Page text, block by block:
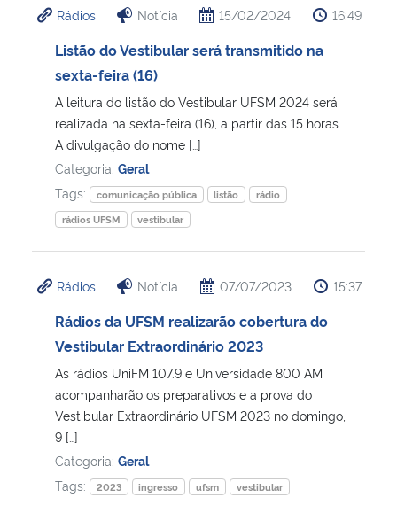
Ministério da Cidadania
Ministério de Minas e Energia
Ministério da Ciência, Tecnologia, Inovações e Comunicações
Ministério do Meio Ambiente
Ministério do Turismo
Ministério do Desenvolvimento Regional
Controladoria-Geral da União
Ministério da Mulher, da Família e dos Direitos Humanos
Secretaria-Geral
Secretaria de Governo
Rádios Notícia 15/02/2024 16:49
Listão do Vestibular será transmitido na
sexta-feira (16)
A leitura do listão do Vestibular UFSM 2024 será
realizada na sexta-feira (16), a partir das 15 horas.
A divulgação do nome […]
Categoria: Geral
Tags:
comunicação pública listão
rádio
rádios UFSM
vestibular
Rádios Notícia 07/07/2023 15:37
Rádios da UFSM realizarão cobertura do
Vestibular Extraordinário 2023
As rádios UniFM 107.9 e Universidade 800 AM
acompanharão os preparativos e a prova do
Vestibular Extraordinário UFSM 2023 no domingo,
9 […]
Categoria: Geral
Tags:
2023 ingresso ufsm vestibular